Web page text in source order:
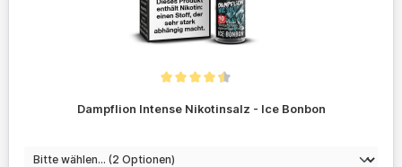
Dampflion Intense Nikotinsalz - Ice Bonbon
Nikotinstärkeauswählen